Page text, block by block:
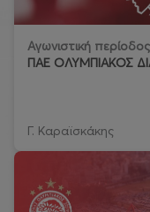
Αγωνιστική περίοδος
ΠΑΕ ΟΛΥΜΠΙΑΚΟΣ
Γ. Καραϊσκάκης